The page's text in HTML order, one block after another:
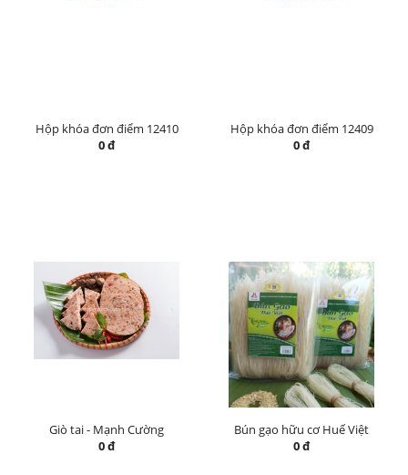
Hộp khóa đơn điểm 12410
0 đ
Hộp khóa đơn điểm 12409
0 đ
Giò tai - Mạnh Cường
0 đ
Bún gạo hữu cơ Huế Việt
0 đ